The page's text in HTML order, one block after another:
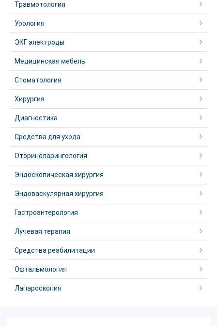
Травмотология
Урология
ЭКГ электроды
Медицинская мебель
Стоматология
Хирургия
Диагностика
Средства для ухода
Оториноларингология
Эндоскопическая хирургия
Эндоваскулярная хирургия
Гастроэнтерология
Лучевая терапия
Средства реабилитации
Офтальмология
Лапароскопия